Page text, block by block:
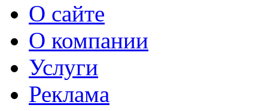
О сайте
О компании
Услуги
Реклама